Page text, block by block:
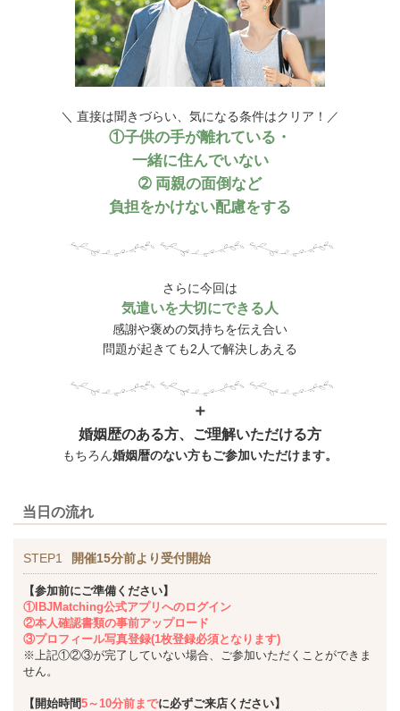
＼ 直接は聞きづらい、気になる条件はクリア！／
①子供の手が離れている・
一緒に住んでいない
➁ 両親の面倒など
負担をかけない配慮をする
さらに今回は
気遣いを大切にできる人
感謝や褒めの気持ちを伝え合い
問題が起きても2人で解決しあえる
＋
婚姻歴のある方、ご理解いただける方
もちろん婚姻暦のない方もご参加いただけます。
当日の流れ
STEP1 開催15分前より受付開始
【参加前にご準備ください】
①IBJMatching公式アプリへのログイン
②本人確認書類の事前アップロード
③プロフィール写真登録(1枚登録必須となります)
※上記①②③が完了していない場合、ご参加いただくことができま
せん。
【開始時間5～10分前までに必ずご来店ください】